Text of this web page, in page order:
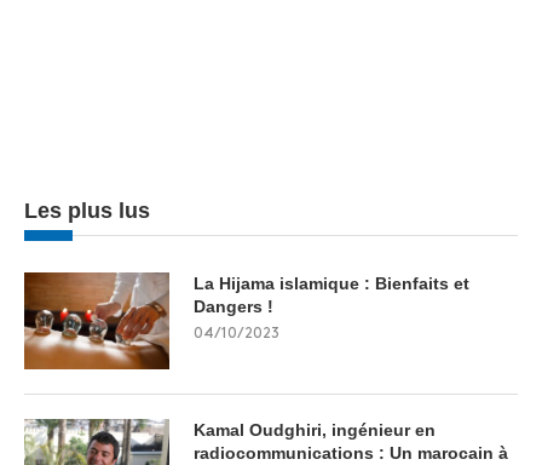
Les plus lus
La Hijama islamique : Bienfaits et
Dangers !
04/10/2023
Kamal Oudghiri, ingénieur en
radiocommunications : Un marocain à